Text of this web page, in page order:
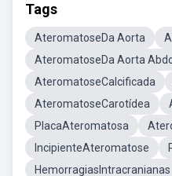
Tags
AteromatoseDa Aorta
AteromatoseDa Aorta
AteromatoseCalcificada
AteromatoseCarotídea
PlacaAteromatosa
IncipienteAteromatose
HemorragiasIntracranianas